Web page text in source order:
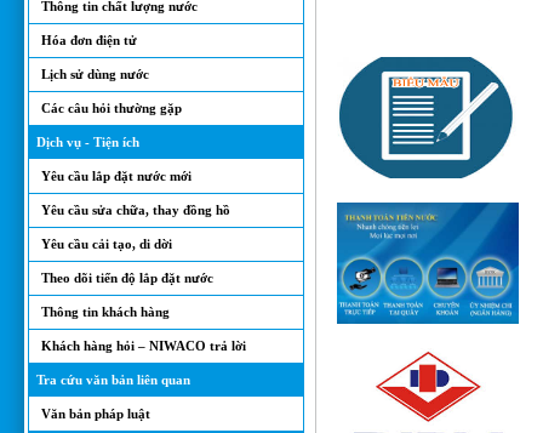
Thông tin chất lượng nước
Hóa đơn điện tử
Lịch sử dùng nước
Các câu hỏi thường gặp
Dịch vụ - Tiện ích
Yêu cầu lắp đặt nước mới
Yêu cầu sửa chữa, thay đồng hồ
Yêu cầu cải tạo, di dời
Theo dõi tiến độ lắp đặt nước
Thông tin khách hàng
Khách hàng hỏi – NIWACO trả lời
Tra cứu văn bản liên quan
Văn bản pháp luật